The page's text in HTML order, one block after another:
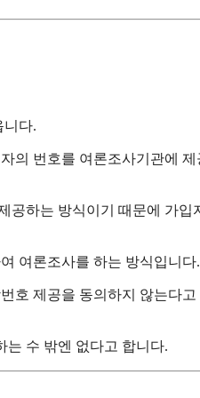
니다.
의 번호를 여론조사기관에 제
공하는 방식이기 때문에 가입
여론조사를 하는 방식입니다.
호 제공을 동의하지 않는다고
는 수 밖엔 없다고 합니다.